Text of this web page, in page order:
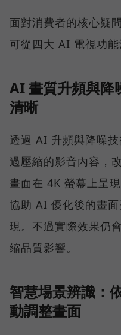
面對消費者的核心疑
可從四大 AI 電視功能
AI 畫質升頻與降
清晰
透過 AI 升頻與降噪
過壓縮的影音內容，
畫面在 4K 螢幕上呈
協助 AI 優化後的畫
現。不過實際效果仍
縮品質影響。
智慧場景辨識：
動調整畫面